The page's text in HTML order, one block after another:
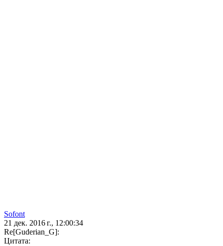
Sofont
21 дек. 2016 г., 12:00:34
Re[Guderian_G]:
Цитата: